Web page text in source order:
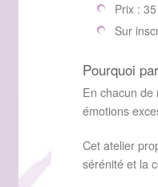
Prix :
Sur
Pourquoi
En chacun de
émotions
Cet atelier
sérénité et la